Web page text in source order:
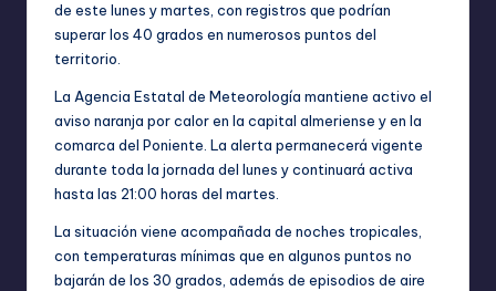
de este lunes y martes, con registros que podrían
superar los 40 grados en numerosos puntos del
territorio.
La Agencia Estatal de Meteorología mantiene activo el
aviso naranja por calor en la capital almeriense y en la
comarca del Poniente. La alerta permanecerá vigente
durante toda la jornada del lunes y continuará activa
hasta las 21:00 horas del martes.
La situación viene acompañada de noches tropicales,
con temperaturas mínimas que en algunos puntos no
bajarán de los 30 grados, además de episodios de aire